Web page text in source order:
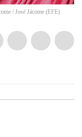
/ José Jácome (EFE)